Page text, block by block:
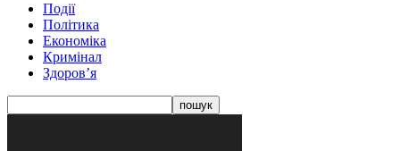
Події
Політика
Економіка
Кримінал
Здоров’я